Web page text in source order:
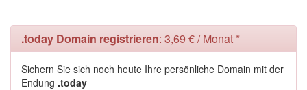
.today Domain registrieren: 3,69 € / Monat *
Sichern Sie sich noch heute Ihre persönliche Domain mit der
Endung .today